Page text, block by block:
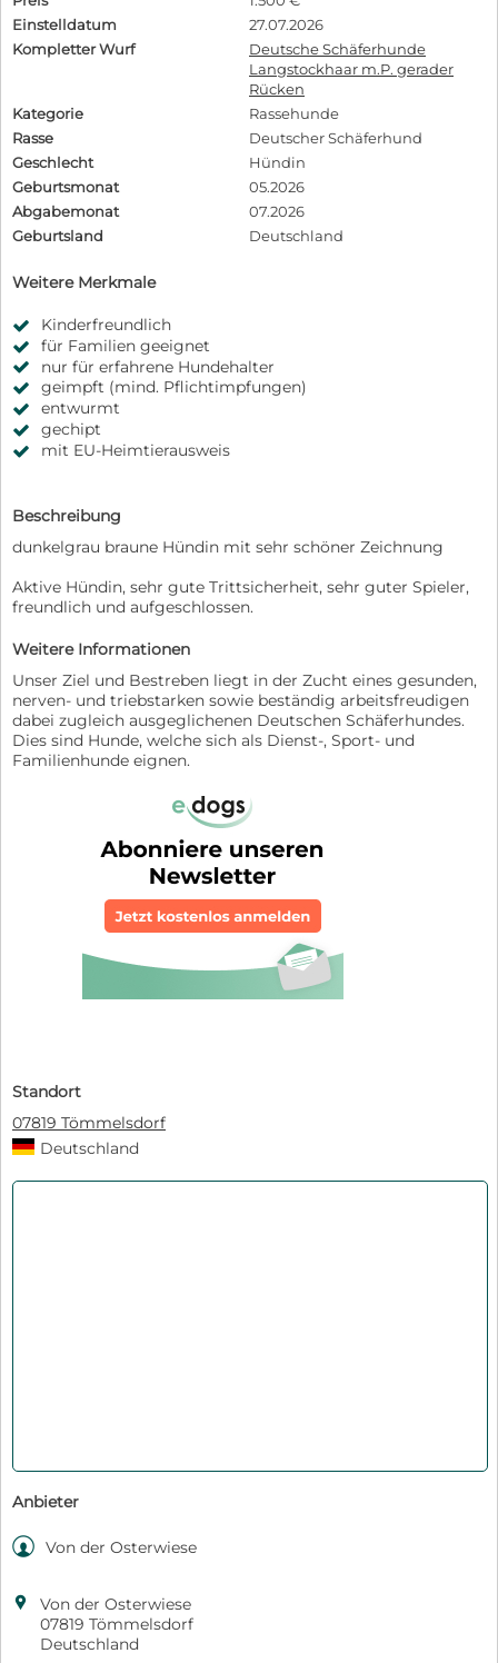
Einstelldatum
27.07.2026
Kompletter Wurf
Deutsche Schäferhunde
Langstockhaar m.P. gerader
Rücken
Kategorie
Rassehunde
Rasse
Deutscher Schäferhund
Geschlecht
Hündin
Geburtsmonat
05.2026
Abgabemonat
07.2026
Geburtsland
Deutschland
Weitere Merkmale
Kinderfreundlich
für Familien geeignet
nur für erfahrene Hundehalter
geimpft (mind. Pflichtimpfungen)
entwurmt
gechipt
mit EU-Heimtierausweis
Beschreibung
dunkelgrau braune Hündin mit sehr schöner Zeichnung
Aktive Hündin, sehr gute Trittsicherheit, sehr guter Spieler,
freundlich und aufgeschlossen.
Weitere Informationen
Unser Ziel und Bestreben liegt in der Zucht eines gesunden,
nerven- und triebstarken sowie beständig arbeitsfreudigen
dabei zugleich ausgeglichenen Deutschen Schäferhundes.
Dies sind Hunde, welche sich als Dienst-, Sport- und
Familienhunde eignen.
Standort
07819 Tömmelsdorf
Deutschland
Anbieter
 Von der Osterwiese

Von der Osterwiese
07819 Tömmelsdorf
Deutschland